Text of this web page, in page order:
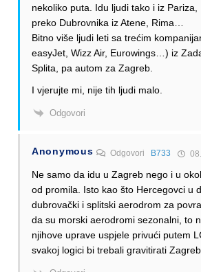
nekoliko puta. Idu ljudi tako i iz Pariza,
preko Dubrovnika iz Atene, Rima…
Bitno više ljudi leti sa trećim
easyJet, Wizz Air, Eurowings…) iz
Splita, pa autom za Zagreb.
I vjerujte mi, nije tih ljudi malo.
Odgovori
Anonymous Odgovori B733
Ne samo da idu u Zagreb nego i u
od promila. Isto kao što Hercegovci u
dubrovački i splitski aerodrom za
da su morski aerodromi sezonalni, to
njihove uprave uspjele privući putem
svakoj logici bi trebali gravitirati